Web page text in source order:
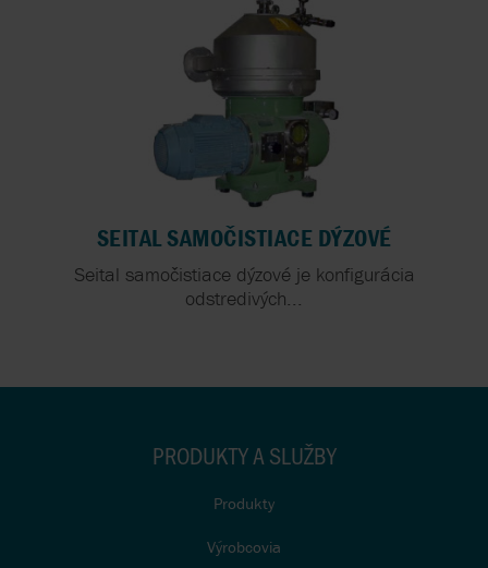
SEITAL SAMOČISTIACE DÝZOVÉ
Seital samočistiace dýzové je konfigurácia
odstredivých...
PRODUKTY A SLUŽBY
Produkty
Výrobcovia